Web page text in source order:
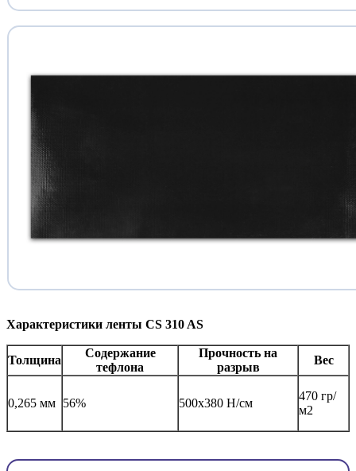
Характеристики ленты CS 310 AS
Толщина
Содержание
тефлона
Прочность на
разрыв
Вес
0,265 мм 56% 500х380 Н/см
470 гр/
м2